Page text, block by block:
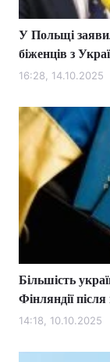
У Польщі
біженців з
16:28, 14.10.2025
Більшість
Фінляндії
14:18, 10.10.2025